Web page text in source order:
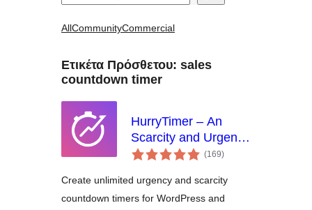
AllCommunityCommercial
Ετικέτα Πρόσθετου: sales
countdown timer
HurryTimer – An
Scarcity and Urgency
Countdown Timer for
WooCommerce
(169αξιολογήσεις
σύνολο
)
Create unlimited urgency and scarcity
countdown timers for WordPress and